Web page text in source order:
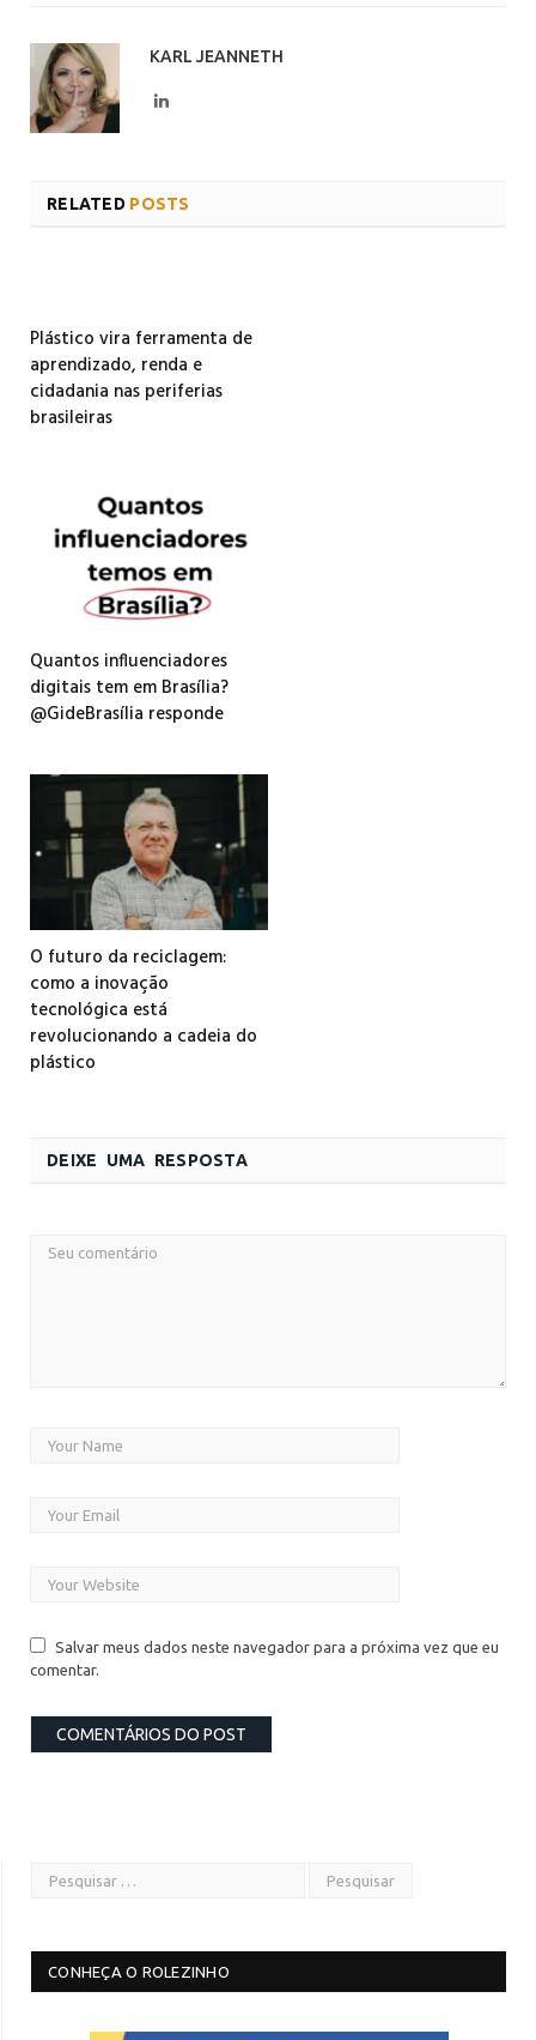
KARL JEANNETH
LinkedIn
RELATED POSTS
Plástico vira ferramenta de
aprendizado, renda e
cidadania nas periferias
brasileiras
Quantos influenciadores
digitais tem em Brasília?
@GideBrasília responde
O futuro da reciclagem:
como a inovação
tecnológica está
revolucionando a cadeia do
plástico
DEIXE UMA RESPOSTA
Salvar meus dados neste navegador para a próxima vez que eu
comentar.
CONHEÇA O ROLEZINHO